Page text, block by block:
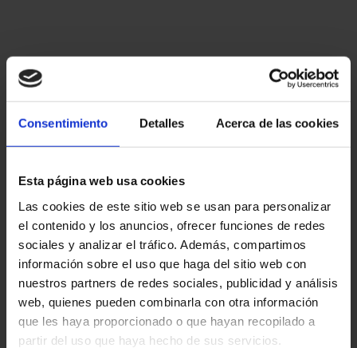
Consentimiento Detalles Acerca de las cookies
Esta página web usa cookies
Las cookies de este sitio web se usan para personalizar
el contenido y los anuncios, ofrecer funciones de redes
sociales y analizar el tráfico. Además, compartimos
información sobre el uso que haga del sitio web con
nuestros partners de redes sociales, publicidad y análisis
web, quienes pueden combinarla con otra información
que les haya proporcionado o que hayan recopilado a
partir del uso que haya hecho de sus servicios.